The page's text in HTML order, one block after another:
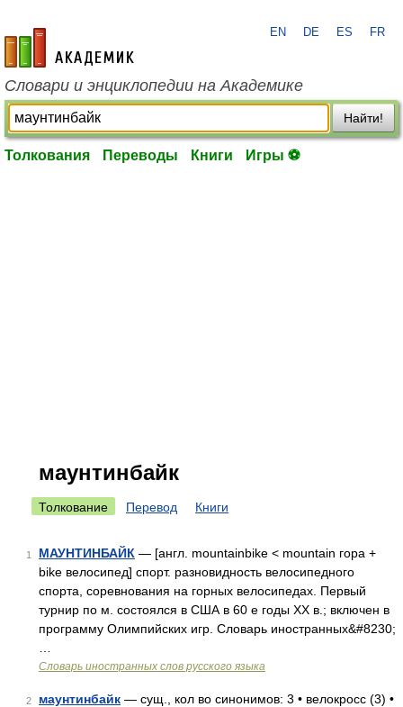
academic.ru
EN DE ES FR
Словари и энциклопедии на Академике
Найти!
Толкования Переводы Книги Игры ⚽
маунтинбайк
Толкование Перевод Книги
1 МАУНТИНБАЙК — [англ. mountainbike < mountain гора +
bike велосипед] спорт. разновидность велосипедного
спорта, соревнования на горных велосипедах. Первый
турнир по м. состоялся в США в 60 е годы XX в.; включен в
программу Олимпийских игр. Словарь иностранных&#8230;
Словарь иностранных слов русского языка
2 маунтинбайк — сущ., кол во синонимов: 3 • велокросс (3) •